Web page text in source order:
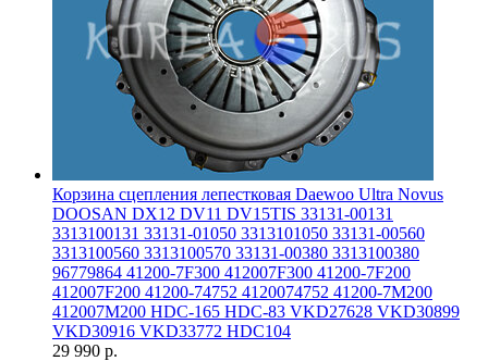
Корзина сцепления лепестковая Daewoo Ultra Novus
DOOSAN DX12 DV11 DV15TIS 33131-00131
3313100131 33131-01050 3313101050 33131-00560
3313100560 3313100570 33131-00380 3313100380
96779864 41200-7F300 412007F300 41200-7F200
412007F200 41200-74752 4120074752 41200-7M200
412007M200 HDC-165 HDC-83 VKD27628 VKD30899
VKD30916 VKD33772 HDC104
29 990 р.